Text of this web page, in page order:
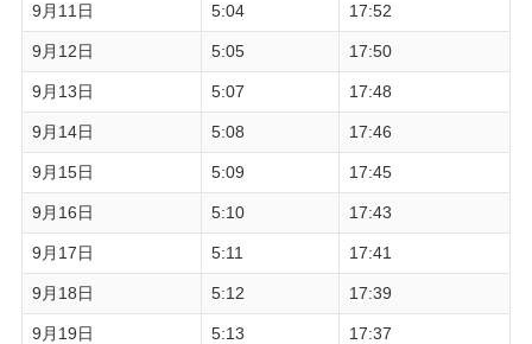
9月11日 5:04 17:52
9月12日 5:05 17:50
9月13日 5:07 17:48
9月14日 5:08 17:46
9月15日 5:09 17:45
9月16日 5:10 17:43
9月17日 5:11 17:41
9月18日 5:12 17:39
9月19日 5:13 17:37